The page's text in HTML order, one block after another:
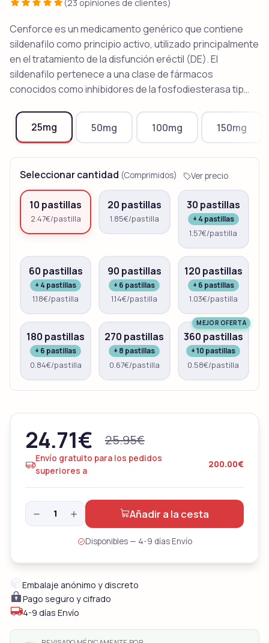
(23 opiniones de clientes)
Cenforce es un medicamento genérico que contiene
sildenafilo como principio activo, utilizado principalmente
en el tratamiento de la disfunción eréctil (DE). El
sildenafilo pertenece a una clase de fármacos
conocidos como inhibidores de la fosfodiesterasa tip…
25mg 50mg 100mg 150mg
Seleccionar cantidad (Comprimidos) Ver precio
10 pastillas
2.47€/pastilla
20 pastillas
1.85€/pastilla
30 pastillas
+ 4 pastillas
1.57€/pastilla
60 pastillas
+ 4 pastillas
1.18€/pastilla
90 pastillas
+ 6 pastillas
1.14€/pastilla
120 pastillas
+ 6 pastillas
1.03€/pastilla
180 pastillas
+ 6 pastillas
0.84€/pastilla
270 pastillas
+ 8 pastillas
0.67€/pastilla
MEJOR OFERTA
360 pastillas
+ 10 pastillas
0.58€/pastilla
24.71€ 25.95€
Envío gratuito para los pedidos
superiores a
200.00€
Añadir a la cesta
Disponibles — 4-9 días Envío
Embalaje anónimo y discreto
Pago seguro y cifrado
4-9 días Envío